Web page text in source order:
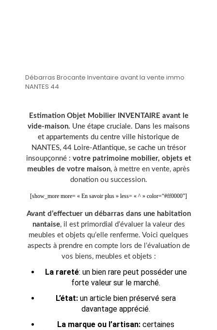
Débarras Brocante Inventaire avant la vente immo
NANTES 44
Estimation Objet Mobilier INVENTAIRE avant le
vide-maison. Une étape cruciale. Dans les maisons
et appartements du centre ville historique de
NANTES, 44 Loire-Atlantique, se cache un trésor
insoupçonné : votre patrimoine mobilier, objets et
meubles de votre maison, à mettre en vente, après
donation ou succession.
[show_more more= « En savoir plus » less= « ^ » color=“#ff0000”]
Avant d’effectuer un débarras dans une habitation
nantaise, il est primordial d’évaluer la valeur des
meubles et objets qu’elle renferme. Voici quelques
aspects à prendre en compte lors de l’évaluation de
vos biens, meubles et objets :
La rareté: un bien rare peut posséder une
forte valeur sur le marché.
L’état: un article bien préservé sera
davantage apprécié.
La marque ou l’artisan: certaines